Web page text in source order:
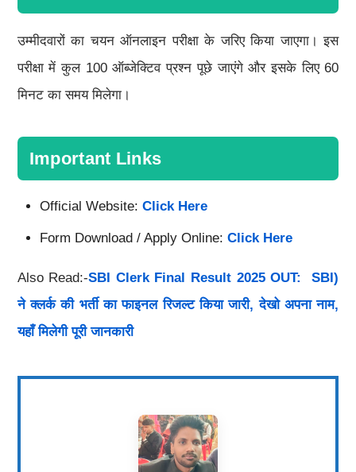
उम्मीदवारों का चयन ऑनलाइन परीक्षा के जरिए किया जाएगा। इस
परीक्षा में कुल 100 ऑब्जेक्टिव प्रश्न पूछे जाएंगे और इसके लिए 60
मिनट का समय मिलेगा।
Important Links
Official Website: Click Here
Form Download / Apply Online: Click Here
Also Read:-SBI Clerk Final Result 2025 OUT: SBI)
ने क्लर्क की भर्ती का फाइनल रिजल्ट किया जारी, देखो अपना नाम,
यहाँ मिलेगी पूरी जानकारी